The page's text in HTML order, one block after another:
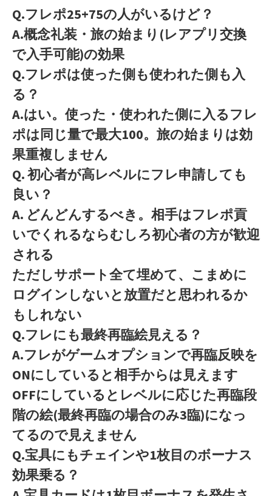
Q.フレポ25+75の人がいるけど？
A.概念礼装・旅の始まり(レアプリ交換
で入手可能)の効果
Q.フレポは使った側も使われた側も入
る？
A.はい。使った・使われた側に入るフレ
ポは同じ量で最大100。旅の始まりは効
果重複しません
Q. 初心者が高レベルにフレ申請しても
良い？
A. どんどんするべき。相手はフレポ貢
いでくれるならむしろ初心者の方が歓迎
される
ただしサポート全て埋めて、こまめに
ログインしないと放置だと思われるか
もしれない
Q.フレにも最終再臨絵見える？
A.フレがゲームオプションで再臨反映を
ONにしていると相手からは見えます
OFFにしているとレベルに応じた再臨段
階の絵(最終再臨の場合のみ3臨)になっ
てるので見えません
Q.宝具にもチェインや1枚目のボーナス
効果乗る？